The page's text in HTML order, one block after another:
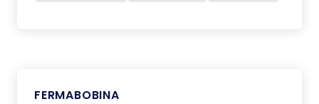
FERMABOBINA